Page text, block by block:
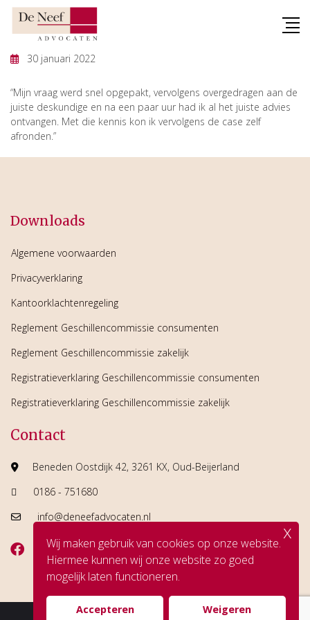
Skip
30 januari 2022
“Mijn vraag werd snel opgepakt, vervolgens overgedragen aan de
juiste deskundige en na een paar uur had ik al het juiste advies
ontvangen. Met die kennis kon ik vervolgens de case zelf
afronden.”
Downloads
Algemene voorwaarden
Privacyverklaring
Kantoorklachtenregeling
Reglement Geschillencommissie consumenten
Reglement Geschillencommissie zakelijk
Registratieverklaring Geschillencommissie consumenten
Registratieverklaring Geschillencommissie zakelijk
Contact
Beneden Oostdijk 42, 3261 KX, Oud-Beijerland
0186 - 751680
info@deneefadvocaten.nl
Wij maken gebruik van cookies op onze website.
Hiermee kunnen wij onze website zo goed
mogelijk laten functioneren.
Accepteren Weigeren
x